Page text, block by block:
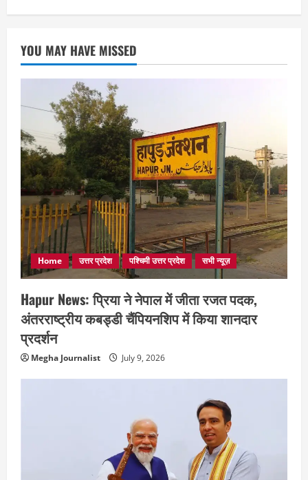
YOU MAY HAVE MISSED
Home उत्तर प्रदेश पश्चिमी उत्तर प्रदेश सभी न्यूज़
Hapur News: प्रिया ने नेपाल में जीता रजत पदक,
अंतरराष्ट्रीय कबड्डी चैंपियनशिप में किया शानदार
प्रदर्शन
Megha Journalist July 9, 2026